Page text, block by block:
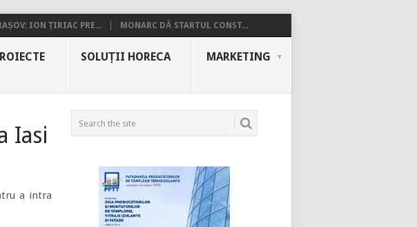
ION ȚIRIAC PRE... MONARC DĂ STARTUL CONST...
SOLUȚII HORECA MARKETING
Iasi
a intra